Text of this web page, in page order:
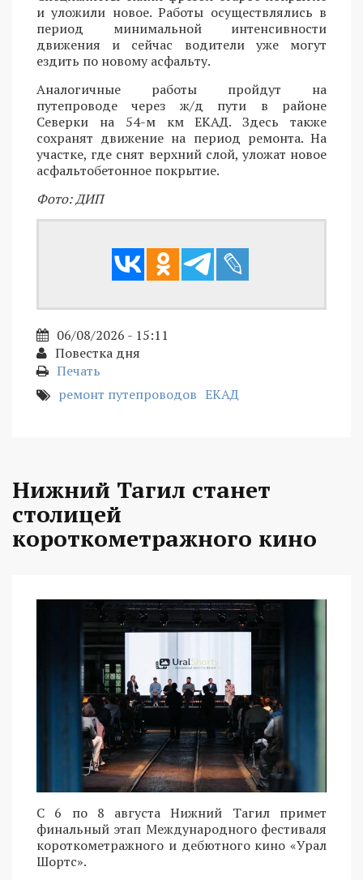
и уложили новое. Работы осуществлялись в
период минимальной интенсивности
движения и сейчас водители уже могут
ездить по новому асфальту.
Аналогичные работы пройдут на
путепроводе через ж/д пути в районе
Северки на 54-м км ЕКАД. Здесь также
сохранят движение на период ремонта. На
участке, где снят верхний слой, уложат новое
асфальтобетонное покрытие.
Фото: ДИП
06/08/2026 - 15:11
Повестка дня
Печать
ремонт путепроводов ЕКАД
Нижний Тагил станет
столицей
короткометражного кино
С 6 по 8 августа Нижний Тагил примет
финальный этап Международного фестиваля
короткометражного и дебютного кино «Урал
Шортс».